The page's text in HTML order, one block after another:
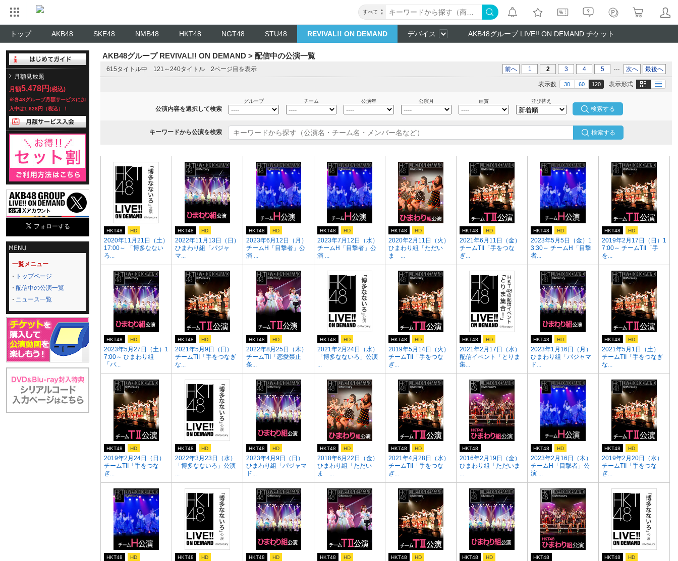
すべて
トップ AKB48 SKE48 NMB48 HKT48 NGT48 STU48 REVIVAL!! ON DEMAND デバイス AKB48グループ LIVE!! ON DEMAND チケット
月額見放題
月額5,478円 (税込)
※各48グループ月額サービスに加
入中は1,628円（税込）！
一覧メニュー
トップページ
配信中の公演一覧
ニュース一覧
AKB48グループ REVIVAL!! ON DEMAND > 配信中の公演一覧
615タイトル中 121～240タイトル 2ページ目を表示 前へ 1 2 3 4 5 ... 次へ 最後へ
表示形式 画像 テキスト
表示数 30 60 120
公演内容を選択して検索
グループ チーム 公演年 公演月 画質 並び替え
キーワードから公演を検索 検索する
2020年11月21日（土）
17:00～ 「博多なない
ろ...
HKT48 HD
2022年11月13日（日）
ひまわり組「パジャ
マ...
HKT48 HD
2023年6月12日（月）
チームH「目撃者」公
演 ...
HKT48 HD
2023年7月12日（水）
チームH「目撃者」公
演 ...
HKT48 HD
2020年2月11日（火）
ひまわり組「ただい
ま ...
HKT48 HD
2021年6月11日（金）
チームTII「手をつな
ぎ...
HKT48 HD
2023年5月5日（金）1
3:30～ チームH「目撃
者...
HKT48 HD
2019年2月17日（日）1
7:00～ チームTII「手
を...
HKT48 HD
2023年5月27日（土）1
7:00～ ひまわり組
「パ...
HKT48 HD
2021年5月9日（日）
チームTII「手をつなぎ
な...
HKT48 HD
2022年8月25日（木）
チームTII「恋愛禁止
条...
HKT48 HD
2021年2月24日（水）
「博多なないろ」公演
...
HKT48 HD
2019年5月14日（火）
チームTII「手をつな
ぎ...
HKT48 HD
2021年2月17日（水）
配信イベント「とりま
集...
HKT48 HD
2023年1月16日（月）
ひまわり組「パジャマ
ド...
HKT48 HD
2021年5月1日（土）
チームTII「手をつなぎ
な...
HKT48 HD
2019年2月24日（日）
チームTII「手をつな
ぎ...
HKT48 HD
2022年3月23日（水）
「博多なないろ」公演
...
HKT48 HD
2023年4月9日（日）
ひまわり組「パジャマ
ド...
HKT48 HD
2018年6月22日（金）
ひまわり組「ただい
ま ...
HKT48 HD
2021年4月28日（水）
チームTII「手をつな
ぎ...
HKT48 HD
2016年2月19日（金）
ひまわり組「ただいま
...
HKT48
2023年2月16日（木）
チームH「目撃者」公
演 ...
HKT48 HD
2019年2月20日（水）
チームTII「手をつな
ぎ...
HKT48 HD
HKT48 HD HKT48 HD HKT48 HD HKT48 HD HKT48 HD HKT48 HD HKT48 HKT48 HD